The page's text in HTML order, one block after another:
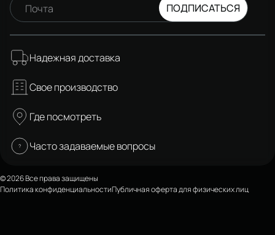
Почта ПОДПИСАТЬСЯ
Надежная доставка
Свое производство
Где посмотреть
Часто задаваемые вопросы
© 2026 Все права защищены
Политика конфиденциальностиПубличная оферта для физических лиц